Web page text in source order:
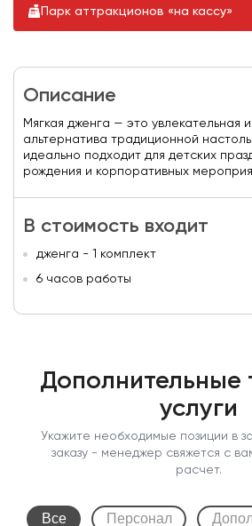
Парк аттракционов «на кассу»
Описание
Мягкая дженга — это увлекательная
альтернатива традиционной
идеально подходит для детских
рождения и корпоративных
В стоимость входит
дженга - 1 комплект
6 часов работы
Дополнительные
услуги
Укажите необходимые позиции в
заказу - менеджер свяжется с
расчет.
Все Персонал